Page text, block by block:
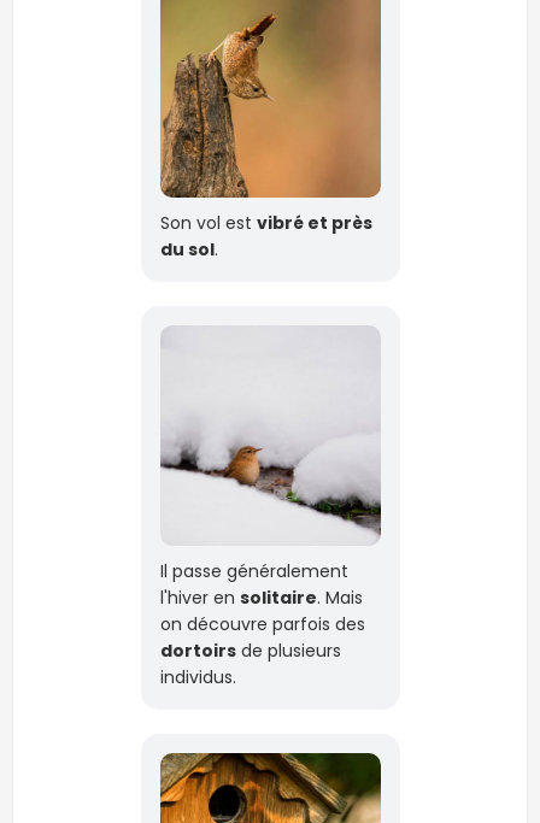
Son vol est vibré et près
du sol.
Il passe généralement
l'hiver en solitaire. Mais
on découvre parfois des
dortoirsde plusieurs
individus.